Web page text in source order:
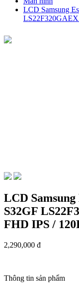
LCD Samsung
LCD
S32GF
FHD IPS /
2,290,000 đ
Thông tin sản phẩm